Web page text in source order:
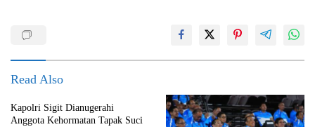
Read Also
Kapolri Sigit Dianugerahi
Anggota Kehormatan Tapak Suci